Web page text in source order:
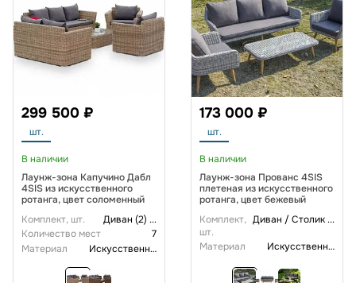
299 500 ₽
шт.
В наличии
Лаунж-зона Капучино Дабл
4SIS из искусственного
ротанга, цвет соломенный
Комплект, шт.
Диван (2) ...
Количество мест
7
Материал
Искусственный ротанг
173 000 ₽
шт.
В наличии
Лаунж-зона Прованс 4SIS
плетеная из искусственного
ротанга, цвет бежевый
Комплект,
шт.
Диван / Столик...
Материал Искусственный ротанг